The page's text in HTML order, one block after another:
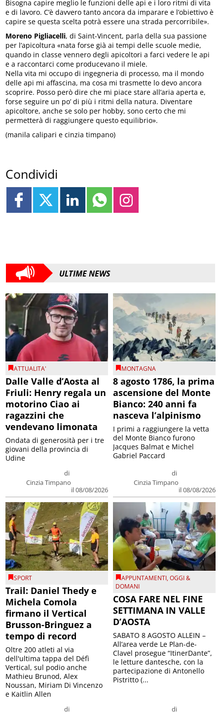
Bisogna capire meglio le funzioni delle api e i loro ritmi di vita
e di lavoro. C’è davvero tanto ancora da imparare e l’obiettivo è
capire se questa scelta potrà essere una strada percorribile».
Moreno Pigliacelli, di Saint-Vincent, parla della sua passione
per l’apicoltura «nata forse già ai tempi delle scuole medie,
quando in classe vennero degli apicoltori a farci vedere le api
e a raccontarci come producevano il miele.
Nella vita mi occupo di ingegneria di processo, ma il mondo
delle api mi affascina, ma cosa mi trasmette lo devo ancora
scoprire. Posso però dire che mi piace stare all’aria aperta e,
forse seguire un po’ di più i ritmi della natura. Diventare
apicoltore, anche se solo per hobby, sono certo che mi
permetterà di raggiungere questo equilibrio».
(manila calipari e cinzia timpano)
Condividi
ULTIME NEWS
ATTUALITA'
Dalle Valle d’Aosta al
Friuli: Henry regala un
motorino Ciao ai
ragazzini che
vendevano limonata
di
Cinzia Timpano
il 08/08/2026
Ondata di generosità per i tre
giovani della provincia di
Udine
MONTAGNA
8 agosto 1786, la prima
ascensione del Monte
Bianco: 240 anni fa
nasceva l’alpinismo
di
Cinzia Timpano
il 08/08/2026
I primi a raggiungere la vetta
del Monte Bianco furono
Jacques Balmat e Michel
Gabriel Paccard
SPORT
Trail: Daniel Thedy e
Michela Comola
firmano il Vertical
Brusson-Bringuez a
tempo di record
di
Oltre 200 atleti al via
dell'ultima tappa del Défì
Vertical, sul podio anche
Mathieu Brunod, Alex
Noussan, Miriam Di Vincenzo
e Kaitlin Allen
APPUNTAMENTI,OGGI &
DOMANI
COSA FARE NEL FINE
SETTIMANA IN VALLE
D’AOSTA
di
SABATO 8 AGOSTO ALLEIN –
All’area verde Le Plan-de-
Clavel prosegue “ItinerDante”,
le letture dantesche, con la
partecipazione di Antonello
Pistritto (...